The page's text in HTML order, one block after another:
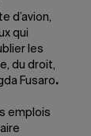
d’avion,
qui
les
du droit,
Fusaro.
emplois